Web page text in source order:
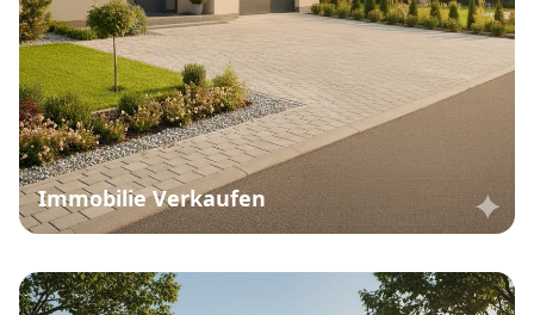
Immobilie Verkaufen